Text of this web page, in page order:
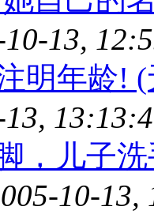
13,
明年龄!
13,
，儿子
10-13,